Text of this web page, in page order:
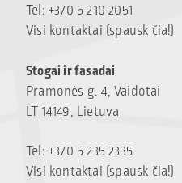
Tel: +370 5 210 2051
Visi kontaktai (spausk čia!)
Stogai ir fasadai
Pramonės g. 4, Vaidotai
LT 14149, Lietuva
Tel: +370 5 235 2335
Visi kontaktai (spausk čia!)